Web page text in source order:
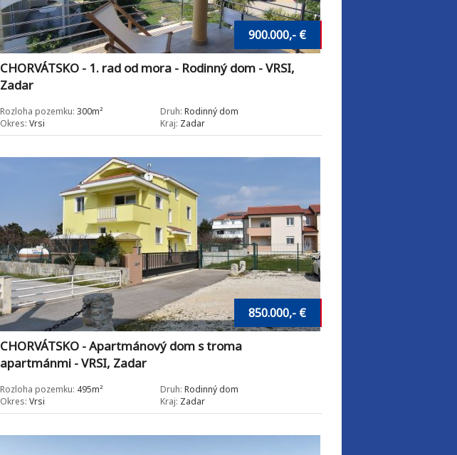
CHORVÁTSKO - 1. rad od mora - Rodinný dom - VRSI,
Zadar
900.000,- €
Rozloha pozemku: 300m² Druh: Rodinný dom
Okres: Vrsi Kraj: Zadar
CHORVÁTSKO - Apartmánový dom s troma
apartmánmi - VRSI, Zadar
850.000,- €
Rozloha pozemku: 495m² Druh: Rodinný dom
Okres: Vrsi Kraj: Zadar